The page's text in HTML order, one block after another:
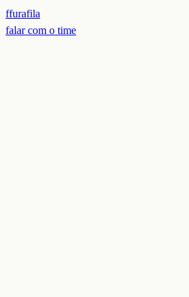
ffurafila
falar com o time